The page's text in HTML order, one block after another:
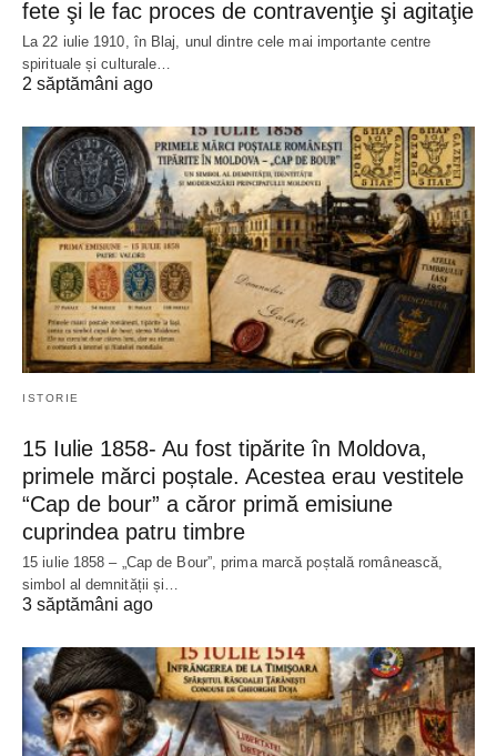
fete şi le fac proces de contravenţie şi agitaţie
La 22 iulie 1910, în Blaj, unul dintre cele mai importante centre
spirituale și culturale…
2 săptămâni ago
ISTORIE
15 Iulie 1858- Au fost tipărite în Moldova,
primele mărci poștale. Acestea erau vestitele
“Cap de bour” a căror primă emisiune
cuprindea patru timbre
15 iulie 1858 – „Cap de Bour”, prima marcă poștală românească,
simbol al demnității și…
3 săptămâni ago